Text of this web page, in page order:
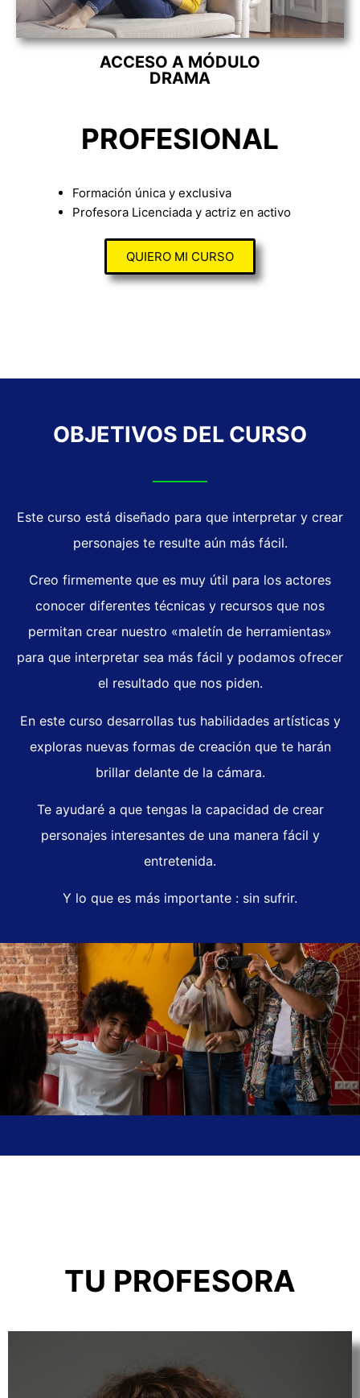
ACCESO A MÓDULO
DRAMA
PROFESIONAL
Formación única y exclusiva
Profesora Licenciada y actriz en activo
QUIERO MI CURSO
OBJETIVOS DEL CURSO
Este curso está diseñado para que interpretar y crear
personajes te resulte aún más fácil.
Creo firmemente que es muy útil para los actores
conocer diferentes técnicas y recursos que nos
permitan crear nuestro «maletín de herramientas»
para que interpretar sea más fácil y podamos ofrecer
el resultado que nos piden.
En este curso desarrollas tus habilidades artísticas y
exploras nuevas formas de creación que te harán
brillar delante de la cámara.
Te ayudaré a que tengas la capacidad de crear
personajes interesantes de una manera fácil y
entretenida.
Y lo que es más importante : sin sufrir.
TU PROFESORA